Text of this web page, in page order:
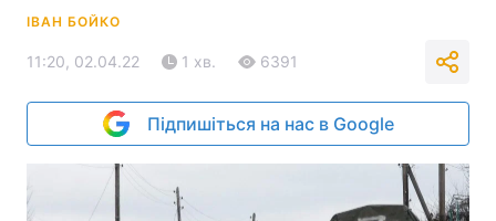
ІВАН БОЙКО
11:20, 02.04.22 1 хв. 6391
Підпишіться на нас в Google